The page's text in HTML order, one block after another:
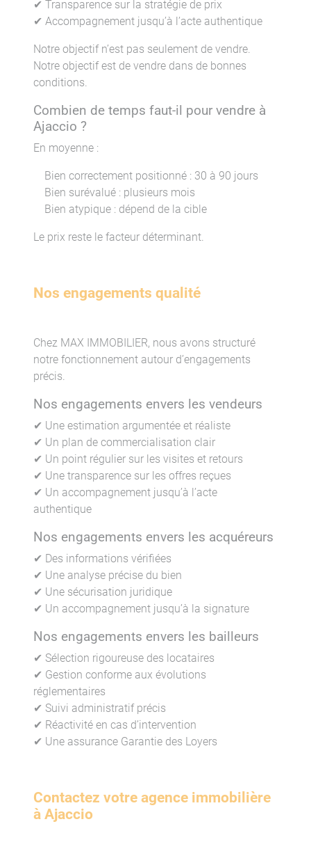
✔ Transparence sur la stratégie de prix
✔ Accompagnement jusqu’à l’acte authentique
Notre objectif n’est pas seulement de vendre.
Notre objectif est de vendre dans de bonnes
conditions.
Combien de temps faut-il pour vendre à
Ajaccio ?
En moyenne :
Bien correctement positionné : 30 à 90 jours
Bien surévalué : plusieurs mois
Bien atypique : dépend de la cible
Le prix reste le facteur déterminant.
Nos engagements qualité
Chez MAX IMMOBILIER, nous avons structuré
notre fonctionnement autour d’engagements
précis.
Nos engagements envers les vendeurs
✔ Une estimation argumentée et réaliste
✔ Un plan de commercialisation clair
✔ Un point régulier sur les visites et retours
✔ Une transparence sur les offres reçues
✔ Un accompagnement jusqu’à l’acte
authentique
Nos engagements envers les acquéreurs
✔ Des informations vérifiées
✔ Une analyse précise du bien
✔ Une sécurisation juridique
✔ Un accompagnement jusqu’à la signature
Nos engagements envers les bailleurs
✔ Sélection rigoureuse des locataires
✔ Gestion conforme aux évolutions
réglementaires
✔ Suivi administratif précis
✔ Réactivité en cas d’intervention
✔ Une assurance Garantie des Loyers
Contactez votre agence immobilière
à Ajaccio